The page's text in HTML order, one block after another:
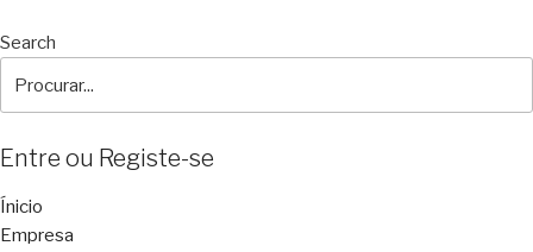
Search
Entre ou Registe-se
Ínicio
Empresa